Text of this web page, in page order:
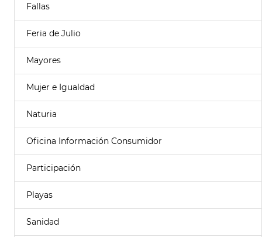
Fallas
Feria de Julio
Mayores
Mujer e Igualdad
Naturia
Oficina Información Consumidor
Participación
Playas
Sanidad